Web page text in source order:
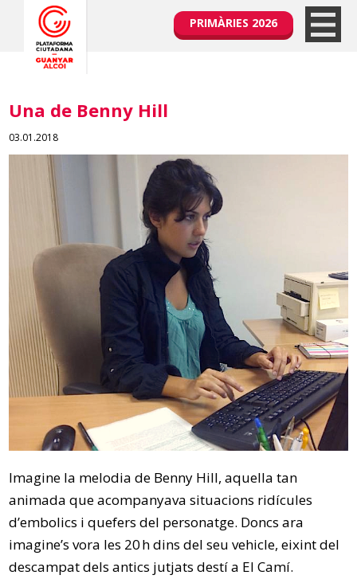
PRIMÀRIES 2026
Una de Benny Hill
03.01.2018
Imagine la melodia de Benny Hill, aquella tan
animada que acompanyava situacions ridícules
d’embolics i quefers del personatge. Doncs ara
imagine’s vora les 20 h dins del seu vehicle, eixint del
descampat dels antics jutjats destí a El Camí.